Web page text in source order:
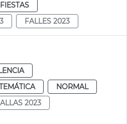
FIESTAS
FALLES 2023
NORMAL
2023